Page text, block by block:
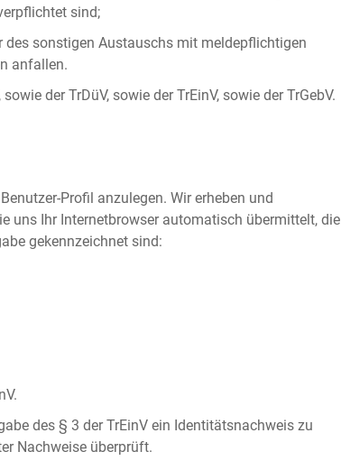
sind;
sonstigen Austauschs mit meldepflichtigen
anfallen.
der TrDüV, sowie der TrEinV, sowie der TrGebV.
Profil anzulegen. Wir erheben und
uns Ihr Internetbrowser automatisch übermittelt, die
gekennzeichnet sind:
des § 3 der TrEinV ein Identitätsnachweis zu
Nachweise überprüft.